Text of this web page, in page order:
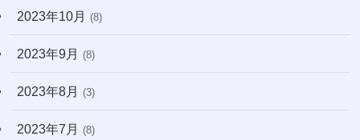
2023年10月 (8)
2023年9月 (8)
2023年8月 (3)
2023年7月 (8)